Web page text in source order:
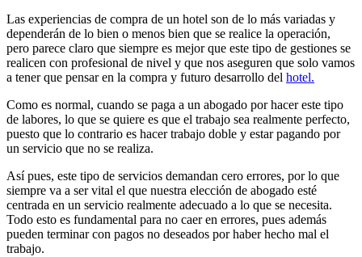
Las experiencias de compra de un hotel son de lo más variadas y
dependerán de lo bien o menos bien que se realice la operación,
pero parece claro que siempre es mejor que este tipo de gestiones se
realicen con profesional de nivel y que nos aseguren que solo vamos
a tener que pensar en la compra y futuro desarrollo del hotel.
Como es normal, cuando se paga a un abogado por hacer este tipo
de labores, lo que se quiere es que el trabajo sea realmente perfecto,
puesto que lo contrario es hacer trabajo doble y estar pagando por
un servicio que no se realiza.
Así pues, este tipo de servicios demandan cero errores, por lo que
siempre va a ser vital el que nuestra elección de abogado esté
centrada en un servicio realmente adecuado a lo que se necesita.
Todo esto es fundamental para no caer en errores, pues además
pueden terminar con pagos no deseados por haber hecho mal el
trabajo.